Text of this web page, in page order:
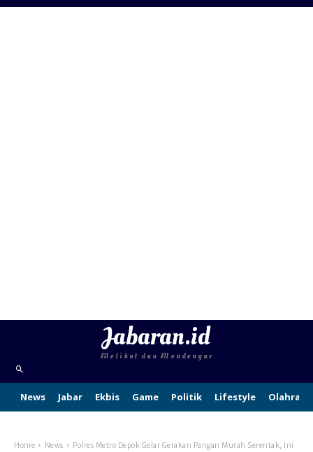
Jabaran.id
Melihat dan Mendengar
News Jabar Ekbis Game Politik Lifestyle Olahraga
Home News
Polres Metro Depok Gelar Gerakan Pangan Murah Serentak, Ini